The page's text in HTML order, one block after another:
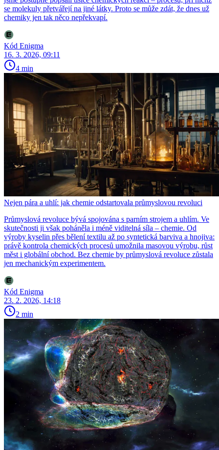
se molekuly přetvářejí na jiné látky. Proto se může zdát, že dnes už
chemiky jen tak něco nepřekvapí.
Kód Enigma
16. 3. 2026, 09:11
4 min
Nejen pára a uhlí: jak chemie odstartovala průmyslovou revoluci
Průmyslová revoluce bývá spojována s parním strojem a uhlím. Ve
skutečnosti ji však poháněla i méně viditelná síla – chemie. Od
výroby kyselin přes bělení textilu až po syntetická barviva a hnojiva:
právě kontrola chemických procesů umožnila masovou výrobu, růst
měst i globální obchod. Bez chemie by průmyslová revoluce zůstala
jen mechanickým experimentem.
Kód Enigma
23. 2. 2026, 14:18
2 min